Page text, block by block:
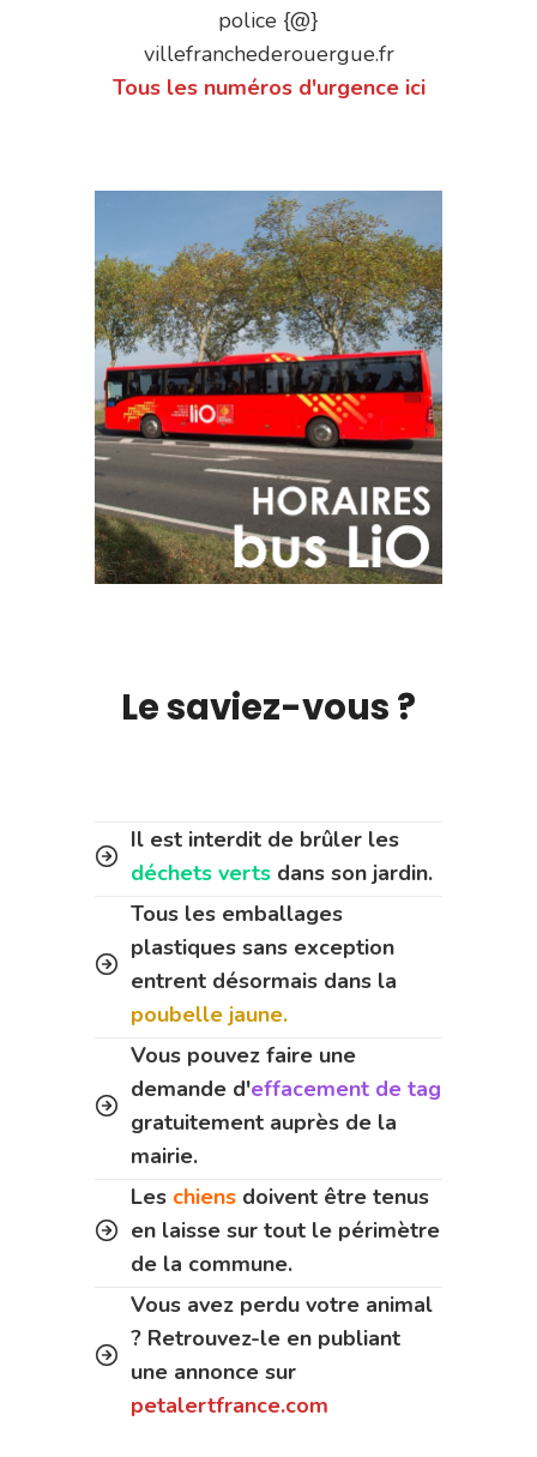
police {@}
villefranchederouergue.fr
Tous les numéros d'urgence ici
Le saviez-vous ?
Il est interdit de brûler les
déchets verts dans son jardin.
Tous les emballages
plastiques sans exception
entrent désormais dans la
poubelle jaune.
Vous pouvez faire une
demande d'effacement de tag
gratuitement auprès de la
mairie.
Les chiens doivent être tenus
en laisse sur tout le périmètre
de la commune.
Vous avez perdu votre animal
? Retrouvez-le en publiant
une annonce sur
petalertfrance.com